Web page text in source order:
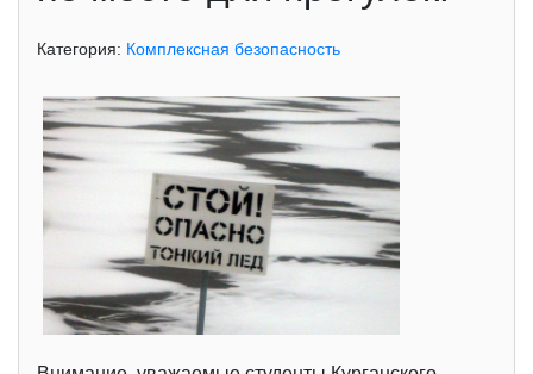
Категория: Комплексная безопасность